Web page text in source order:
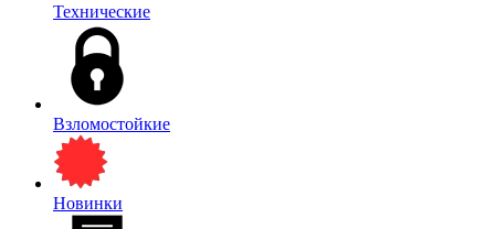
Технические
Взломостойкие
Новинки